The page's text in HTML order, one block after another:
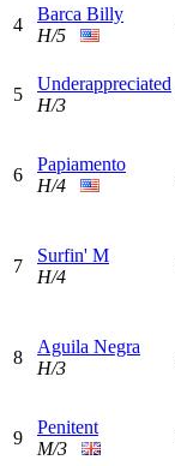
4
Barca Billy
H/5
5
Underappreciated
H/3
6
Papiamento
H/4
7
Surfin' M
H/4
8
Aguila Negra
H/3
9
Penitent
M/3